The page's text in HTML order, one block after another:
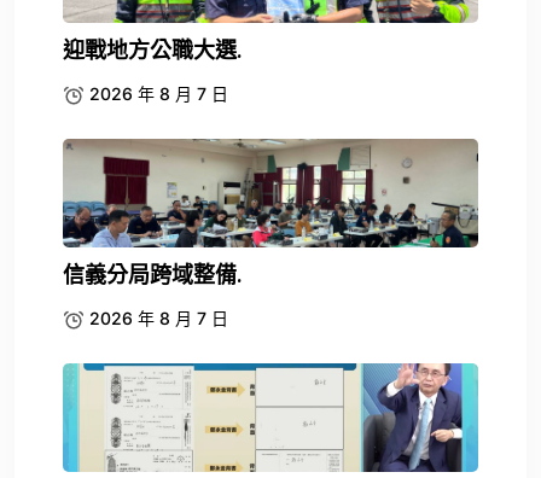
迎戰地方公職大選.
2026 年 8 月 7 日
信義分局跨域整備.
2026 年 8 月 7 日